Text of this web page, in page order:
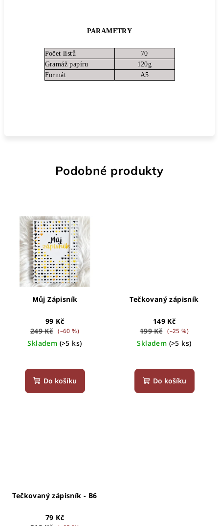
PARAMETRY
Počet listů
70
Gramáž papíru
120g
Formát
A5
Podobné produkty
Můj Zápisník
99 Kč
249 Kč (–60 %)
Skladem (>5 ks)
hodnocení
produktu
Do košíku
Tečkovaný zápisník
149 Kč
199 Kč (–25 %)
Skladem (>5 ks)
hodnocení
produktu
Do košíku
Tečkovaný zápisník - B6
79 Kč